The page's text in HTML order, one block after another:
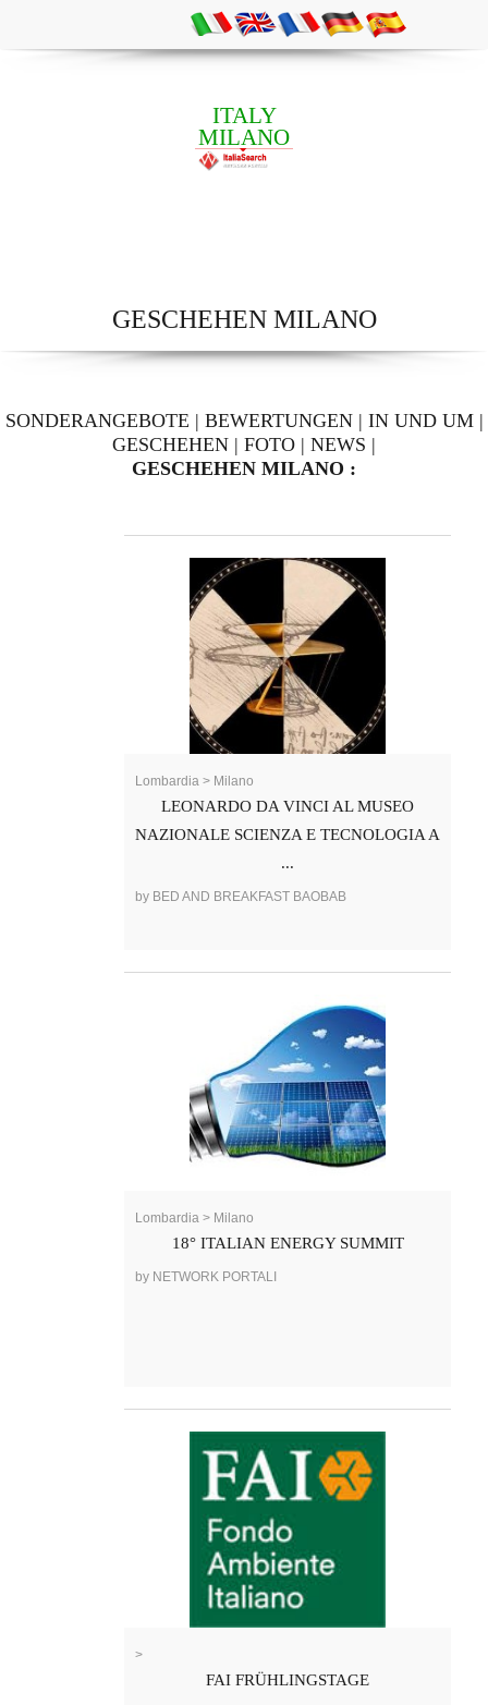
ITALY
MILANO
GESCHEHEN MILANO
SONDERANGEBOTE | BEWERTUNGEN| IN UND UM|
GESCHEHEN | FOTO | NEWS |
GESCHEHEN MILANO :
Lombardia > Milano
LEONARDO DA VINCI AL MUSEO
NAZIONALE SCIENZA E TECNOLOGIA A
...
by BED AND BREAKFAST BAOBAB
Lombardia > Milano
18° ITALIAN ENERGY SUMMIT
by NETWORK PORTALI
>
FAI FRÜHLINGSTAGE